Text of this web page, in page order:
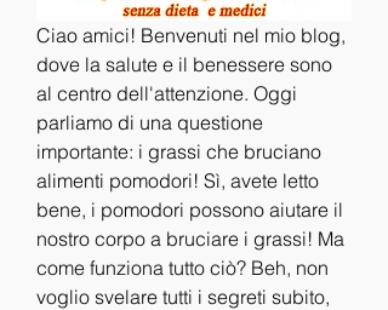
Ciao amici! Benvenuti nel mio blog,
dove la salute e il benessere sono
al centro dell'attenzione. Oggi
parliamo di una questione
importante: i grassi che bruciano
alimenti pomodori! Sì, avete letto
bene, i pomodori possono aiutare il
nostro corpo a bruciare i grassi! Ma
come funziona tutto ciò? Beh, non
voglio svelare tutti i segreti subito,